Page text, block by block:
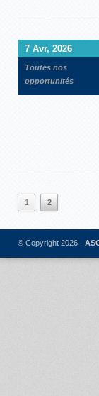
7 Avr, 2026
Toutes nos
opportunités
1 2
© Copyright 2026 -